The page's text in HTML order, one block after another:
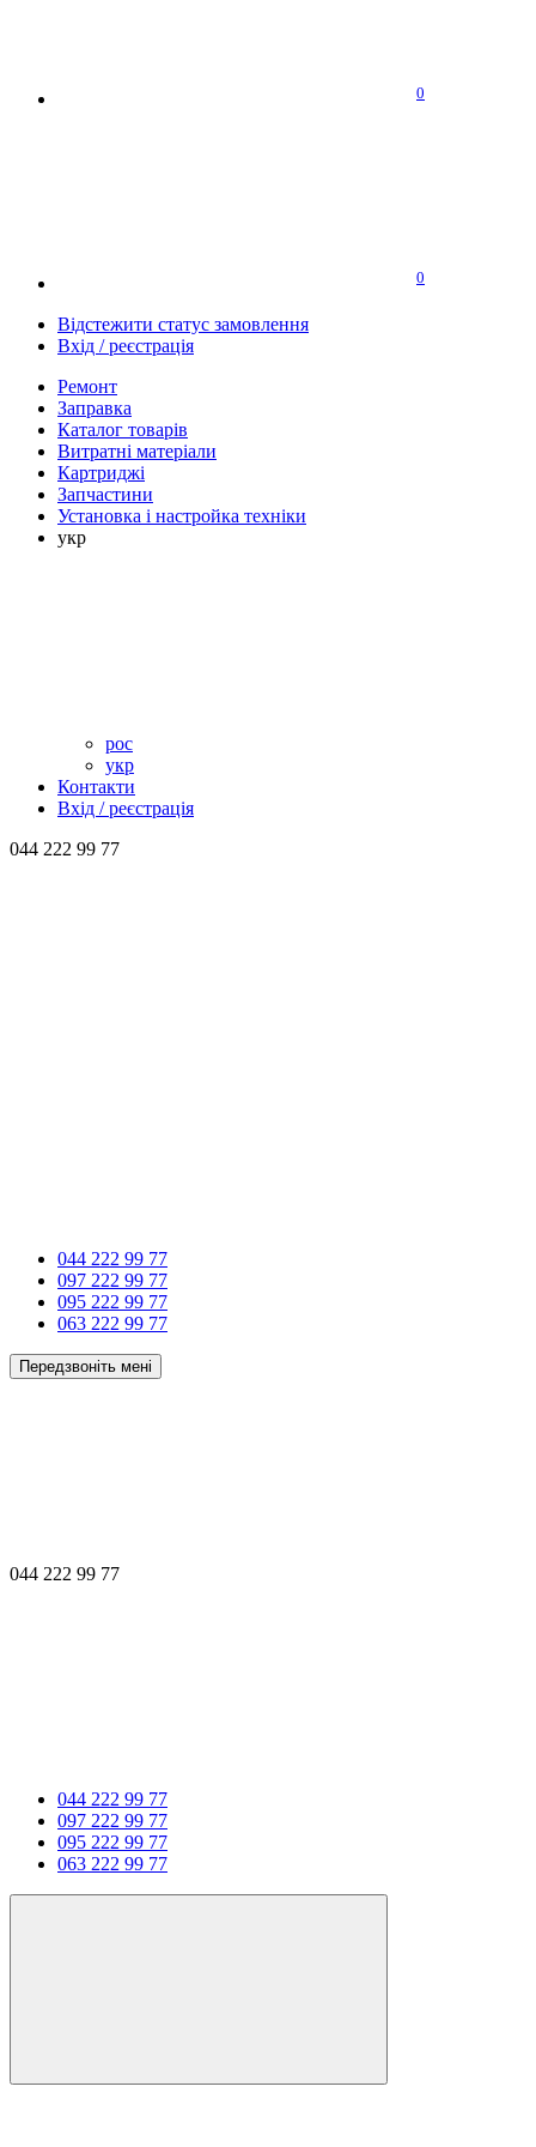
0
0
Відстежити статус замовлення
Вхід / реєстрація
Ремонт
Заправка
Каталог товарів
Витратні матеріали
Картриджі
Запчастини
Установка і настройка техніки
укр
рос
укр
Контакти
Вхід / реєстрація
044 222 99 77
044 222 99 77
097 222 99 77
095 222 99 77
063 222 99 77
Передзвоніть мені
044 222 99 77
044 222 99 77
097 222 99 77
095 222 99 77
063 222 99 77